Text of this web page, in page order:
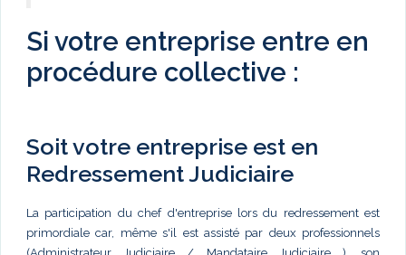
Si votre entreprise entre en
procédure collective :
Soit votre entreprise est en
Redressement Judiciaire
La participation du chef d'entreprise lors du redressement est
primordiale car, même s'il est assisté par deux professionnels